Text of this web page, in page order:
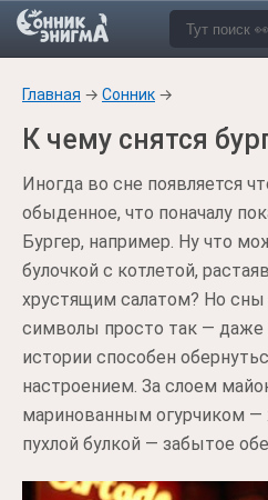
Главная → Сонник →
К чему снятся
Иногда во сне появляется
обыденное, что поначалу
Бургер, например. Ну что
булочкой с котлетой,
хрустящим салатом? Но
символы просто так — даже
истории способен
настроением. За слоем
маринованным огурчиком
пухлой булкой — забытое